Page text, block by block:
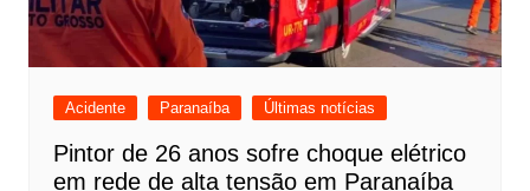
Acidente Paranaíba Últimas notícias
Pintor de 26 anos sofre choque elétrico
em rede de alta tensão em Paranaíba